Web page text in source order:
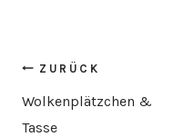
ZURÜCK
Wolkenplätzchen &
Tasse